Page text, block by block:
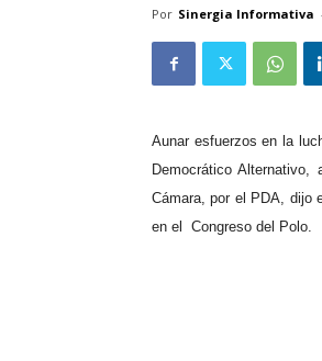
Por Sinergia Informativa
Aunar esfuerzos en la
Democrático
Cámara, por el PDA, dijo
en el
Congreso del Polo.